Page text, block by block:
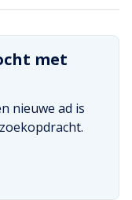
met
nieuwe ad is